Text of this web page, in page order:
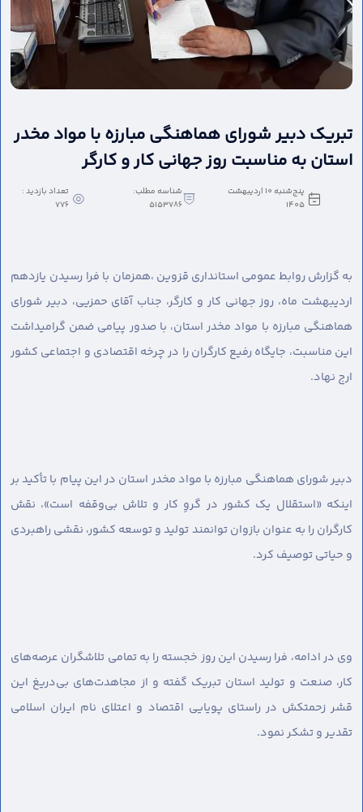
تبریک دبیر شورای هماهنگی مبارزه با مواد مخدر
استان به مناسبت روز جهانی کار و کارگر
پنج‌شنبه 10 اردیبهشت
1405
شناسه مطلب:
5153786
تعداد بازدید :
776
به گزارش روابط عمومی استانداری قزوین ،همزمان با فرا رسیدن یازدهم
اردیبهشت ماه، روز جهانی کار و کارگر، جناب آقای حمزیی، دبیر شورای
هماهنگی مبارزه با مواد مخدر استان، با صدور پیامی ضمن گرامیداشت
این مناسبت، جایگاه رفیع کارگران را در چرخه اقتصادی و اجتماعی کشور
ارج نهاد.
دبیر شورای هماهنگی مبارزه با مواد مخدر استان در این پیام با تأکید بر
اینکه «استقلال یک کشور در گروِ کار و تلاش بی‌وقفه است»، نقش
کارگران را به عنوان بازوان توانمند تولید و توسعه کشور، نقشی راهبردی
و حیاتی توصیف کرد.
وی در ادامه، فرا رسیدن این روز خجسته را به تمامی تلاشگران عرصه‌های
کار، صنعت و تولید استان تبریک گفته و از مجاهدت‌های بی‌دریغ این
قشر زحمتکش در راستای پویایی اقتصاد و اعتلای نام ایران اسلامی
تقدیر و تشکر نمود.